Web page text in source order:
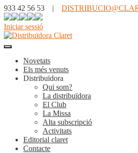
933 42 56 53 |
Iniciar sessió
Novetats
Els més venuts
Distribuïdora
Qui som?
La distribuïdora
El Club
La Missa
Alta subscripció
Activitats
Editorial claret
Contacte